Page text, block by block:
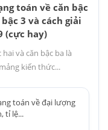
toán về căn bậc
3 và cách giải
(cực hay)
hai và căn bậc ba là
kiến thức...
toán về đại lượng
tỉ lệ...